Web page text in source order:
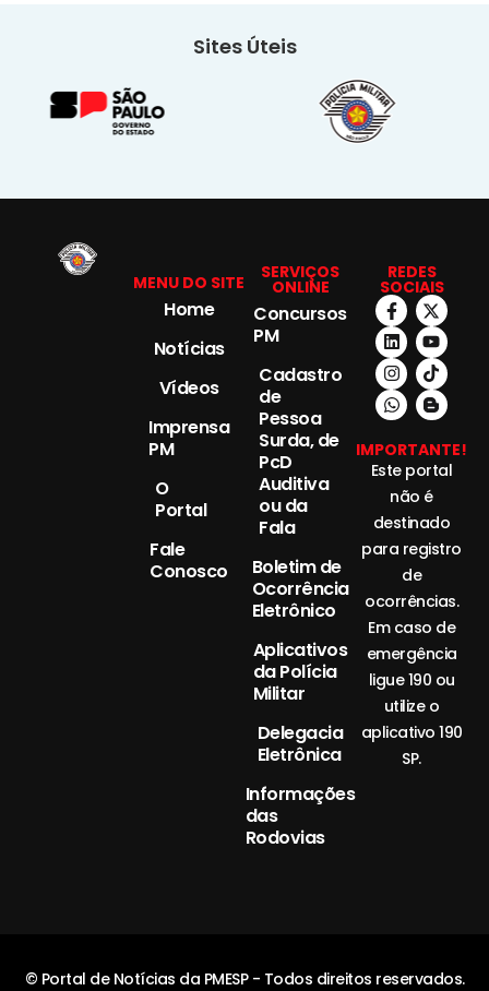
Sites Úteis
MENU DO SITE
Home
Notícias
Vídeos
Imprensa
PM
O
Portal
Fale
Conosco
SERVIÇOS
ONLINE
Concursos
PM
Cadastro
de
Pessoa
Surda, de
PcD
Auditiva
ou da
Fala
Boletim de
Ocorrência
Eletrônico
Aplicativos
da Polícia
Militar
Delegacia
Eletrônica
Informações
das
Rodovias
REDES
SOCIAIS
IMPORTANTE!
Este portal
não é
destinado
para registro
de
ocorrências.
Em caso de
emergência
ligue 190 ou
utilize o
aplicativo 190
SP.
© Portal de Notícias da PMESP - Todos direitos reservados.